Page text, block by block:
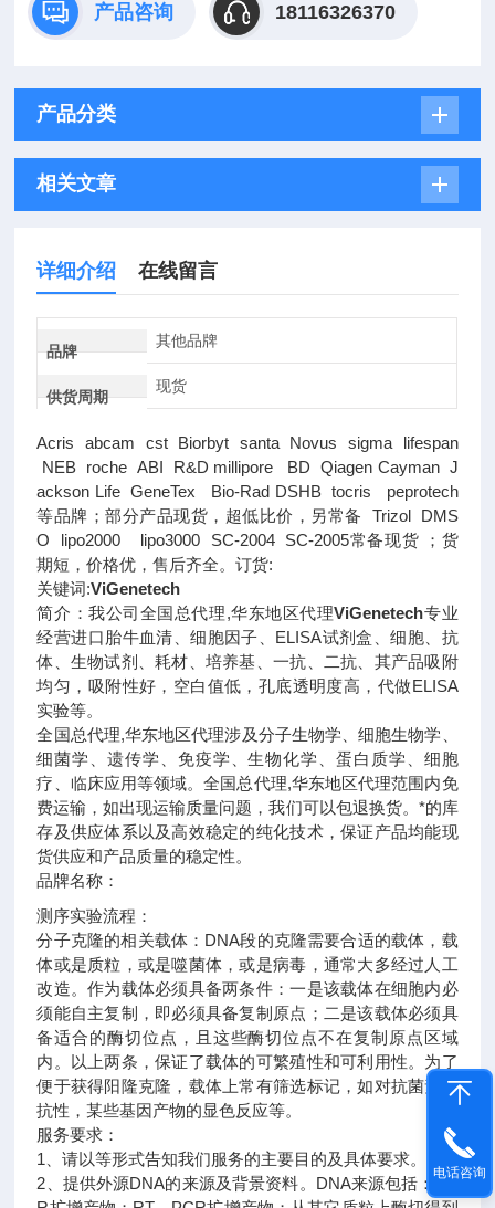
产品咨询 18116326370
产品分类
相关文章
详细介绍 在线留言
品牌
其他品牌
供货周期
现货
Acris abcam cst Biorbyt santa Novus sigma lifespan
NEB roche ABI R&D millipore BD Qiagen Cayman J
ackson Life GeneTex Bio-Rad DSHB tocris peprotech
等品牌；部分产品现货，超低比价，另常备 Trizol DMS
O lipo2000 lipo3000 SC-2004 SC-2005常备现货 ；货
期短，价格优，售后齐全。订货:
关键词:ViGenetech
简介：我公司全国总代理,华东地区代理ViGenetech专业
经营进口胎牛血清、细胞因子、ELISA试剂盒、细胞、抗
体、生物试剂、耗材、培养基、一抗、二抗、其产品吸附
均匀，吸附性好，空白值低，孔底透明度高，代做ELISA
实验等。
全国总代理,华东地区代理涉及分子生物学、细胞生物学、
细菌学、遗传学、免疫学、生物化学、蛋白质学、细胞
疗、临床应用等领域。全国总代理,华东地区代理范围内免
费运输，如出现运输质量问题，我们可以包退换货。 *的库
存及供应体系以及高效稳定的纯化技术，保证产品均能现
货供应和产品质量的稳定性。
品牌名称：
测序实验流程：
分子克隆的相关载体：DNA段的克隆需要合适的载体，载
体或是质粒，或是噬菌体，或是病毒，通常大多经过人工
改造。作为载体必须具备两条件：一是该载体在细胞内必
须能自主复制，即必须具备复制原点；二是该载体必须具
备适合的酶切位点，且这些酶切位点不在复制原点区域
内。以上两条，保证了载体的可繁殖性和可利用性。为了
便于获得阳隆克隆，载体上常有筛选标记，如对抗菌素的
抗性，某些基因产物的显色反应等。
服务要求：
1、请以等形式告知我们服务的主要目的及具体要求。
2、提供外源DNA的来源及背景资料。DNA来源包括：PC
电话咨询